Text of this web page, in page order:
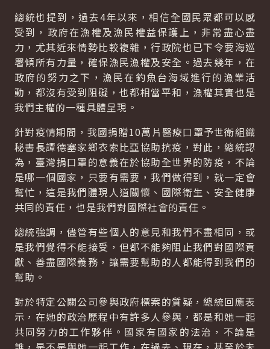
總統也提到，過去4年以來，相信全國民眾都可以感
受到，政府在漁權及漁民權益保護上，非常盡心盡
力，尤其近來情勢比較複雜，行政院也已下令要海巡
署傾所有力量，確保漁民漁權及安全。過去幾年，在
政府的努力之下，漁民在釣魚台海域進行的漁業活
動，都沒有受到阻礙，也都相當平和，漁權其實也是
我們主權的一種具體呈現。
針對疫情期間，我國捐贈10萬片醫療口罩予世衛組織
秘書長譚德塞家鄉衣索比亞協助抗疫，對此，總統認
為，臺灣捐口罩的意義在於協助全世界的防疫，不論
是哪一個國家，只要有需要，我們做得到，就一定會
幫忙，這是我們體現人道關懷、國際衛生、安全健康
共同的責任，也是我們對國際社會的責任。
總統強調，儘管有些個人的意見和我們不盡相同，或
是我們覺得不能接受，但都不能夠阻止我們對國際貢
獻、善盡國際義務，讓需要幫助的人都能得到我們的
幫助。
對於特定公關公司參與政府標案的質疑，總統回應表
示，在她的政治歷程中有許多人參與，都是和她一起
共同努力的工作夥伴。國家有國家的法治，不論是